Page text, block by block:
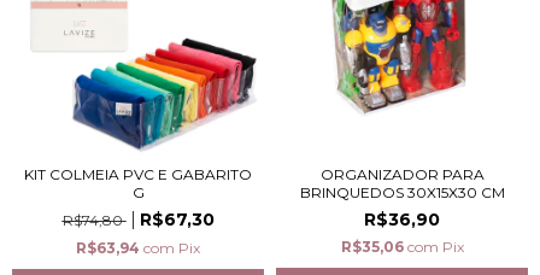
KIT COLMEIA PVC E GABARITO
G
R$74,80
R$67,30
R$63,94 com Pix
ORGANIZADOR PARA
BRINQUEDOS 30X15X30 CM
R$36,90
R$35,06 com Pix